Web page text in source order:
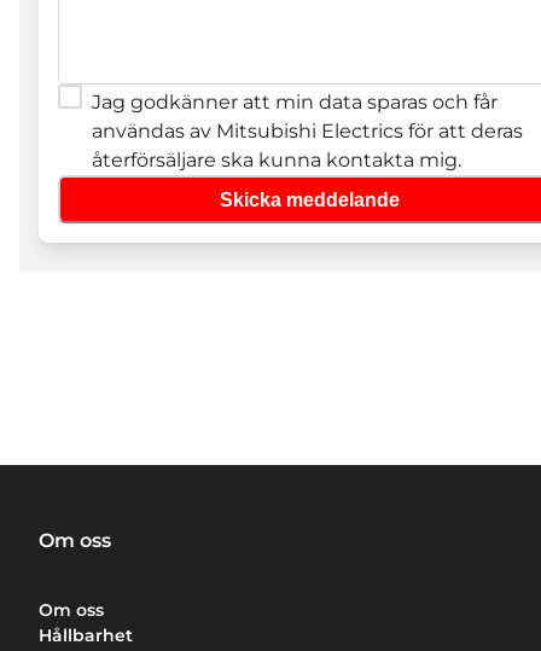
Jag godkänner att min data sparas och får
användas av Mitsubishi Electrics för att deras
återförsäljare ska kunna kontakta mig.
Skicka meddelande
Om oss
Om oss
Hållbarhet